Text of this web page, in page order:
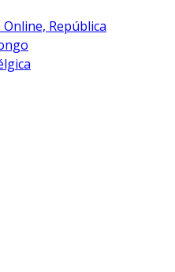
República